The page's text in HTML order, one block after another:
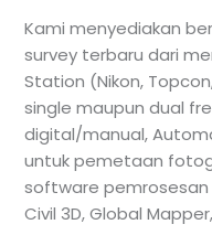
Kami menyediakan
survey terbaru dari
Station (Nikon,
single maupun dual
digital/manual,
untuk pemetaan
software pemrosesan
Civil 3D, Global